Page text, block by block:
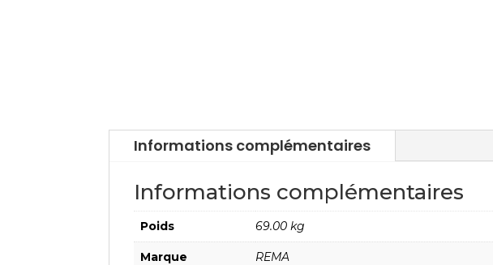
Informations complémentaires
Informations complémentaires
Poids 69.00 kg
Marque REMA